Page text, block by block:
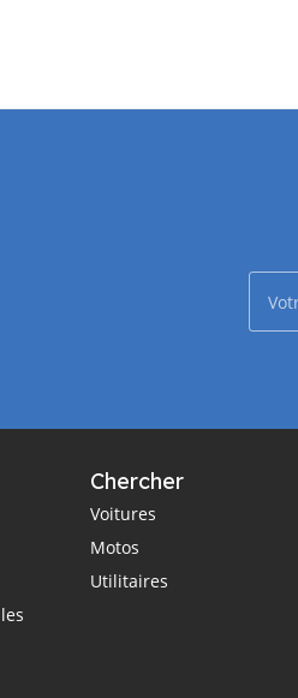
Chercher
Voitures
Motos
Utilitaires